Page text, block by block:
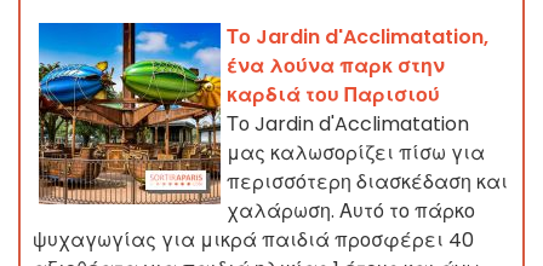
Το Jardin d'Acclimatation,
ένα λούνα παρκ στην
καρδιά του Παρισιού
Το Jardin d'Acclimatation
μας καλωσορίζει πίσω για
περισσότερη διασκέδαση και
χαλάρωση. Αυτό το πάρκο
ψυχαγωγίας για μικρά παιδιά προσφέρει 40